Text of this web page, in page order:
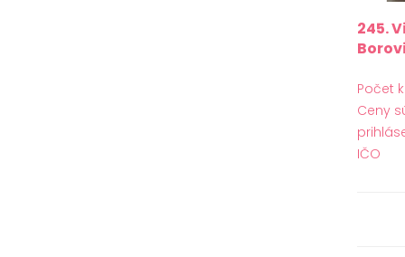
245.
Počet
Ceny
IČO